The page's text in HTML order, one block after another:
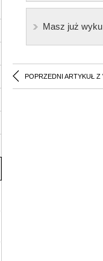
Masz już
POPRZEDNI ARTYKUŁ Z